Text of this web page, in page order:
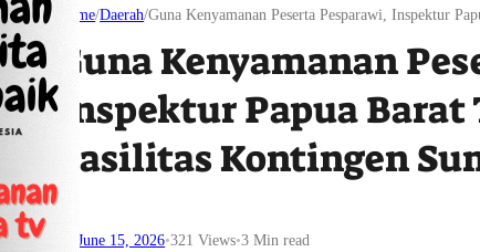
Home/Daerah/Guna Kenyamanan Peserta Pesparawi, Inspektur
Guna Kenyamanan
Inspektur Papua
Fasilitas Kontingen
June 15, 2026•321 Views•3 Min read